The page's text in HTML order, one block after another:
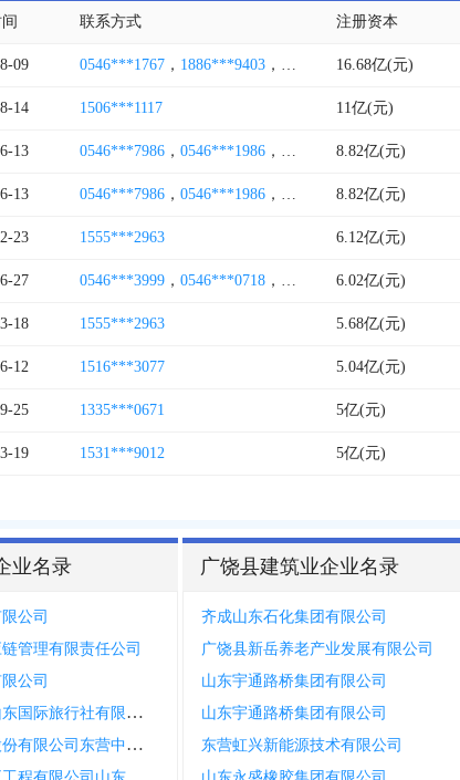
联系方式 注册资本
09 0546***1767 ， 1886***9403 ， 1985***1759，1876***0116
16.68亿(元)
14 1506***1117 11亿(元)
13 0546***7986 ， 0546***1986 ， 0546***8222，0546***9266
8.82亿(元)
13 0546***7986 ， 0546***1986 ， 0546***8222，0546***1896
8.82亿(元)
23 1555***2963 6.12亿(元)
27 0546***3999 ， 0546***0718 ， 0546***0717，0546***0705
6.02亿(元)
18 1555***2963 5.68亿(元)
12 1516***3077 5.04亿(元)
25 1335***0671 5亿(元)
19 1531***9012 5亿(元)
业名录
公司
管理有限责任公司
公司
康辉旅游集团山东国际旅行社有限公司广饶营业部
申能财产保险股份有限公司东营中心支公司广饶营销服务部
广饶县建筑业企业名录
齐成山东石化集团有限公司
广饶县新岳养老产业发展有限公司
山东宇通路桥集团有限公司
山东宇通路桥集团有限公司
东营虹兴新能源技术有限公司